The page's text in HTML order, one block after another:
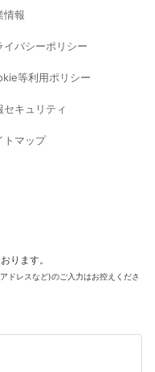
情報
イバシーポリシー
等利用ポリシー
セキュリティ
トマップ
ります。
ドレスなど)のご入力はお控えくださ